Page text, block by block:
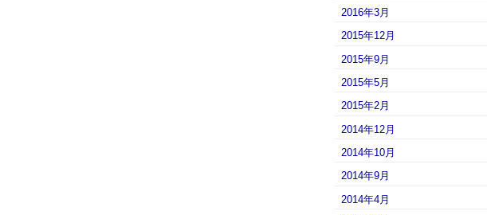
2016年3月
2015年12月
2015年9月
2015年5月
2015年2月
2014年12月
2014年10月
2014年9月
2014年4月